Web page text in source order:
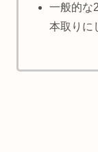
一般的な
本取りに